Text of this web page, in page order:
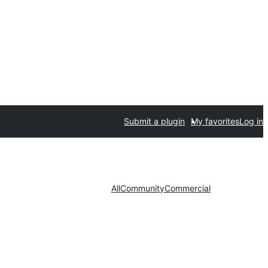
Submit a plugin My favoritesLog in
AllCommunityCommercial